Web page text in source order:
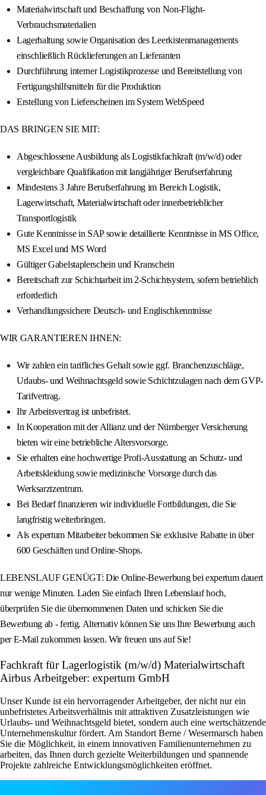
Materialwirtschaft und Beschaffung von Non-Flight-
Verbrauchsmaterialien
Lagerhaltung sowie Organisation des Leerkistenmanagements
einschließlich Rücklieferungen an Lieferanten
Durchführung interner Logistikprozesse und Bereitstellung von
Fertigungshilfsmitteln für die Produktion
Erstellung von Lieferscheinen im System WebSpeed
DAS BRINGEN SIE MIT:
Abgeschlossene Ausbildung als Logistikfachkraft (m/w/d) oder
vergleichbare Qualifikation mit langjähriger Berufserfahrung
Mindestens 3 Jahre Berufserfahrung im Bereich Logistik,
Lagerwirtschaft, Materialwirtschaft oder innerbetrieblicher
Transportlogistik
Gute Kenntnisse in SAP sowie detaillierte Kenntnisse in MS Office,
MS Excel und MS Word
Gültiger Gabelstaplerschein und Kranschein
Bereitschaft zur Schichtarbeit im 2-Schichtsystem, sofern betrieblich
erforderlich
Verhandlungssichere Deutsch- und Englischkenntnisse
WIR GARANTIEREN IHNEN:
Wir zahlen ein tarifliches Gehalt sowie ggf. Branchenzuschläge,
Urlaubs- und Weihnachtsgeld sowie Schichtzulagen nach dem GVP-
Tarifvertrag.
Ihr Arbeitsvertrag ist unbefristet.
In Kooperation mit der Allianz und der Nürnberger Versicherung
bieten wir eine betriebliche Altersvorsorge.
Sie erhalten eine hochwertige Profi-Ausstattung an Schutz- und
Arbeitskleidung sowie medizinische Vorsorge durch das
Werksarztzentrum.
Bei Bedarf finanzieren wir individuelle Fortbildungen, die Sie
langfristig weiterbringen.
Als expertum Mitarbeiter bekommen Sie exklusive Rabatte in über
600 Geschäften und Online-Shops.
LEBENSLAUF GENÜGT: Die Online-Bewerbung bei expertum dauert
nur wenige Minuten. Laden Sie einfach Ihren Lebenslauf hoch,
überprüfen Sie die übernommenen Daten und schicken Sie die
Bewerbung ab - fertig. Alternativ können Sie uns Ihre Bewerbung auch
per E-Mail zukommen lassen. Wir freuen uns auf Sie!
Fachkraft für Lagerlogistik (m/w/d) Materialwirtschaft
Airbus Arbeitgeber: expertum GmbH
Unser Kunde ist ein hervorragender Arbeitgeber, der nicht nur ein
unbefristetes Arbeitsverhältnis mit attraktiven Zusatzleistungen wie
Urlaubs- und Weihnachtsgeld bietet, sondern auch eine wertschätzende
Unternehmenskultur fördert. Am Standort Berne / Wesermarsch haben
Sie die Möglichkeit, in einem innovativen Familienunternehmen zu
arbeiten, das Ihnen durch gezielte Weiterbildungen und spannende
Projekte zahlreiche Entwicklungsmöglichkeiten eröffnet.